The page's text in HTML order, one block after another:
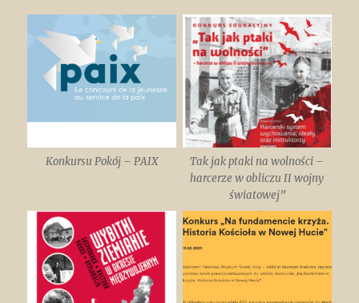
Konkursu Pokój – PAIX
Tak jak ptaki na wolności –
harcerze w obliczu II wojny
światowej”